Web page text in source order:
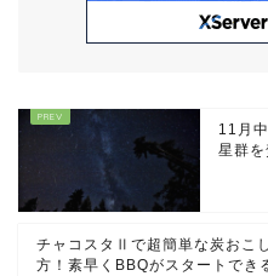
11月
星群を
チャコスタⅡで超簡単な炭おこ
方！素早くBBQがスタートでき